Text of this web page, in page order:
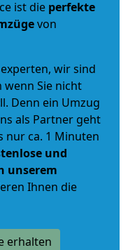
ist die perfekte
von
wir sind
Sie nicht
Denn ein Umzug
als Partner geht
nur ca. 1 Minuten
und
unserem
Ihnen die
erhalten